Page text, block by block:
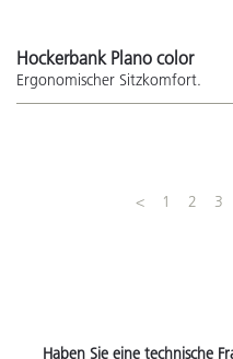
Hockerbank Plano color
Ergonomischer Sitzkomfort.
< 1 2 3
Haben Sie eine technische